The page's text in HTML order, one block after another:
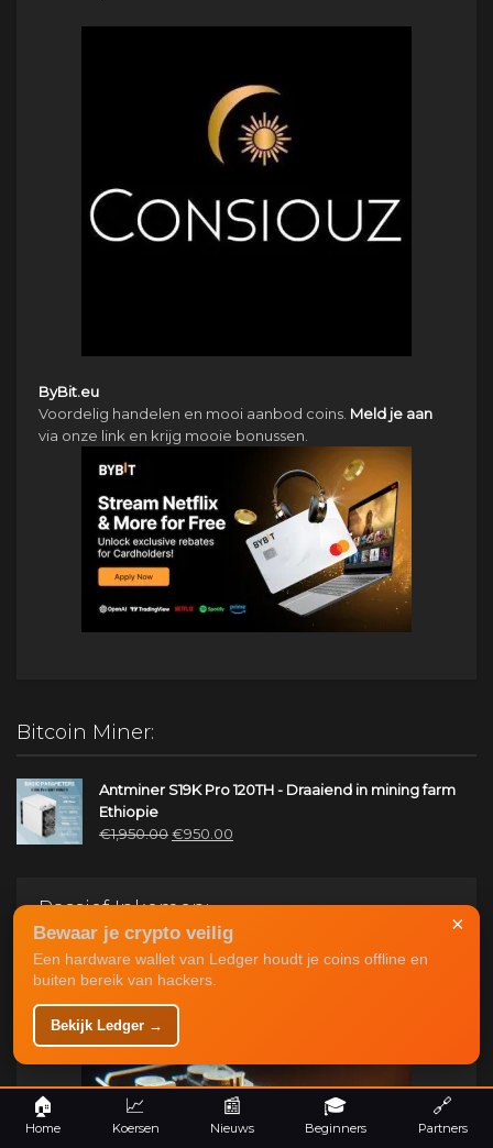
ByBit.eu
Voordelig handelen en mooi aanbod coins. Meld je aan
via onze link en krijg mooie bonussen.
Bitcoin Miner:
Antminer S19K Pro 120TH - Draaiend in mining farm
Ethiopie
€1,950.00Oorspronkelijke
€950.00
Passief Inkomen:
Bitcoin Mining:
Mining interessanter dan HODL? Bekijk hier de informatie
overBitcoin Mining.
🏠
Home
📈
Koersen
📰
Nieuws
🎓
Beginners
🔗
Partners
×
Bewaar je crypto veilig
Een hardware wallet van Ledger houdt je coins offline en
buiten bereik van hackers.
Bekijk Ledger →